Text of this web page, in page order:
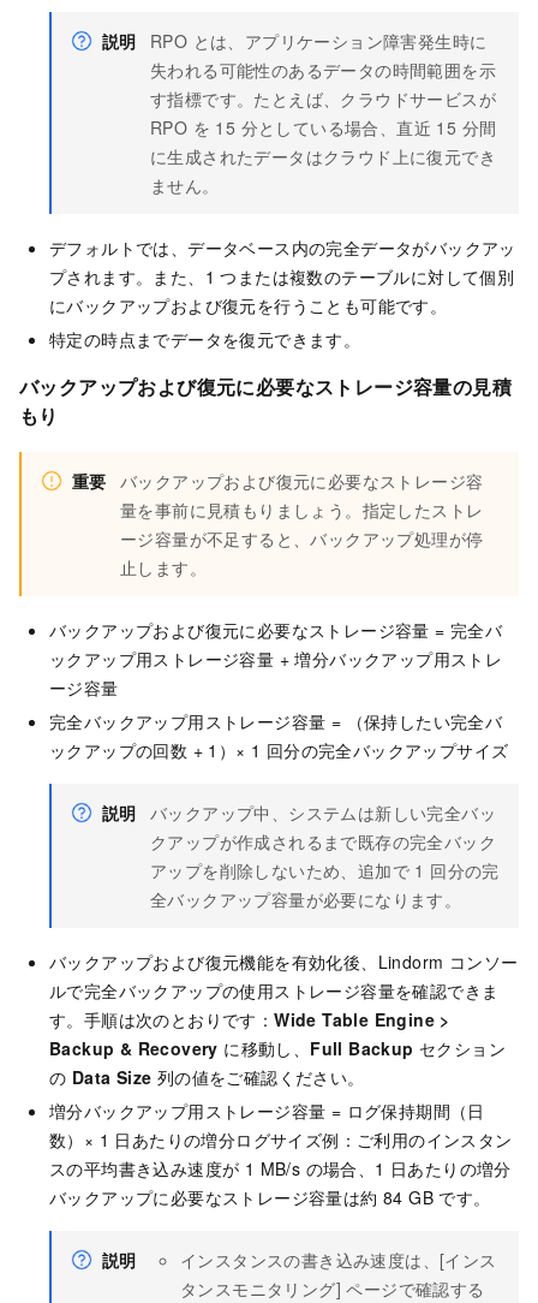
説明
RPO とは、アプリケーション障害発生時に
失われる可能性のあるデータの時間範囲を示
す指標です。たとえば、クラウドサービスが
RPO を 15 分としている場合、直近 15 分間
に生成されたデータはクラウド上に復元でき
ません。
デフォルトでは、データベース内の完全データがバックアッ
プされます。また、1 つまたは複数のテーブルに対して個別
にバックアップおよび復元を行うことも可能です。
特定の時点までデータを復元できます。
バックアップおよび復元に必要なストレージ容量の見積
もり
重要 バックアップおよび復元に必要なストレージ容
量を事前に見積もりましょう。指定したストレ
ージ容量が不足すると、バックアップ処理が停
止します。
バックアップおよび復元に必要なストレージ容量 = 完全バ
ックアップ用ストレージ容量 + 増分バックアップ用ストレ
ージ容量
完全バックアップ用ストレージ容量 = （保持したい完全バ
ックアップの回数 + 1）× 1 回分の完全バックアップサイズ
説明 バックアップ中、システムは新しい完全バッ
クアップが作成されるまで既存の完全バック
アップを削除しないため、追加で 1 回分の完
全バックアップ容量が必要になります。
バックアップおよび復元機能を有効化後、Lindorm コンソー
ルで完全バックアップの使用ストレージ容量を確認できま
す。手順は次のとおりです：Wide Table Engine >
Backup & Recovery に移動し、 Full Backup セクション
の Data Size 列の値をご確認ください。
増分バックアップ用ストレージ容量 = ログ保持期間（日
数）× 1 日あたりの増分ログサイズ例：ご利用のインスタン
スの平均書き込み速度が 1 MB/s の場合、1 日あたりの増分
バックアップに必要なストレージ容量は約 84 GB です。
説明
インスタンスの書き込み速度は、[インス
タンスモニタリング] ページで確認する